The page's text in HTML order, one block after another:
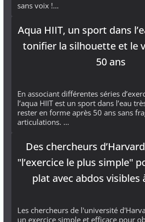
sans voix !…
Aqua HIIT, un sport dans
tonifier la silhouette et le
50 ans
En associant différentes séries
l’aqua HIIT est un sport dans l’eau
rester en forme après 50 ans sans
articulations. …
Des chercheurs
"l’exercice le plus simple"
plat avec abdos visibles
Les chercheurs de l'université
un exercice simple et efficace pour